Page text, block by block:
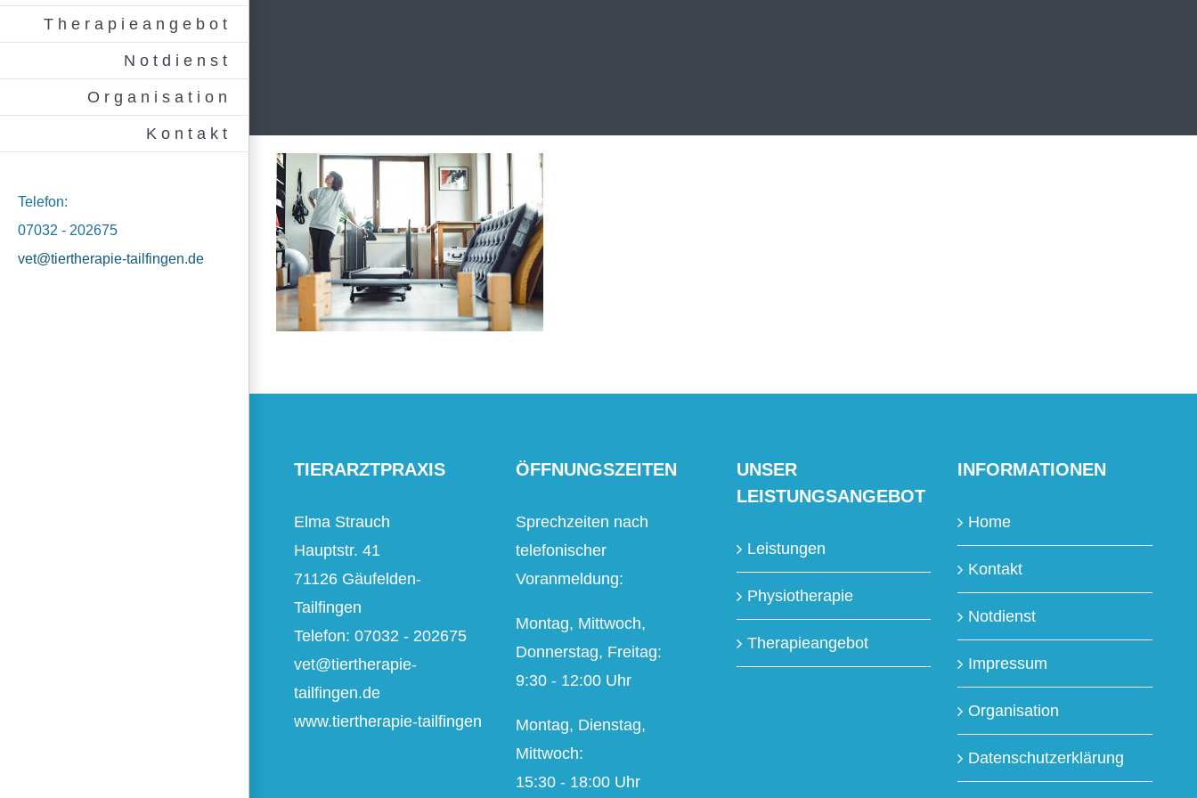
Therapieangebot
Notdienst
Organisation
Kontakt
Telefon:
07032 - 202675
vet@tiertherapie-tailfingen.de
TIERARZTPRAXIS
Elma Strauch
Hauptstr. 41
71126 Gäufelden-
Tailfingen
Telefon: 07032 - 202675
vet@tiertherapie-
tailfingen.de
www.tiertherapie-tailfingen
ÖFFNUNGSZEITEN
Sprechzeiten nach
telefonischer
Voranmeldung:
Montag, Mittwoch,
Donnerstag, Freitag:
9:30 - 12:00 Uhr
Montag, Dienstag,
Mittwoch:
15:30 - 18:00 Uhr
UNSER
LEISTUNGSANGEBOT
Leistungen
Physiotherapie
Therapieangebot
INFORMATIONEN
Home
Kontakt
Notdienst
Impressum
Organisation
Datenschutzerklärung